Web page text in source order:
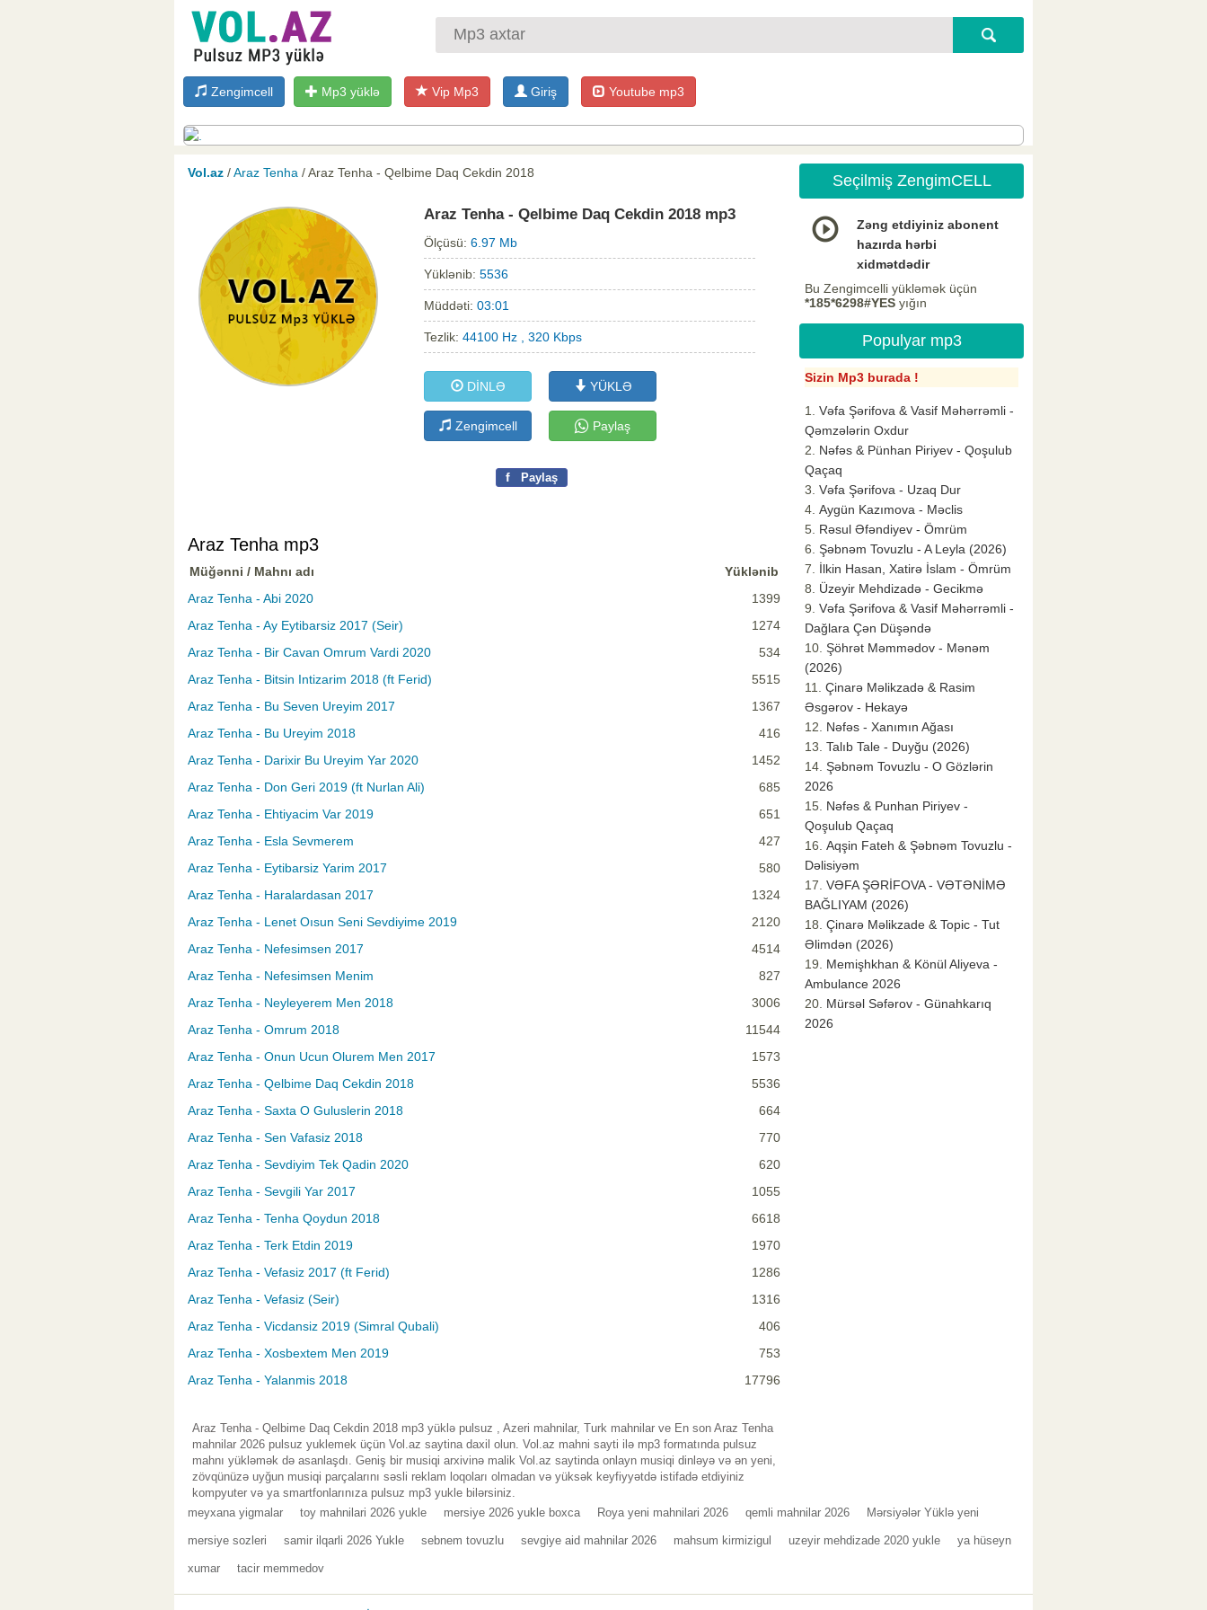
Zengimcell Mp3 yüklə Vip Mp3 Giriş Youtube mp3
Vol.az /Araz Tenha / Araz Tenha - Qelbime Daq Cekdin 2018
Araz Tenha - Qelbime Daq Cekdin 2018 mp3
Ölçüsü: 6.97 Mb
Yüklənib: 5536
Müddəti: 03:01
Tezlik: 44100 Hz , 320 Kbps
DİNLƏ YÜKLƏ
Zengimcell Paylaş
f Paylaş
Araz Tenha mp3
Müğənni / Mahnı adı
Yüklənib
Araz Tenha - Abi 2020
1399
Araz Tenha - Ay Eytibarsiz 2017 (Seir)
1274
Araz Tenha - Bir Cavan Omrum Vardi 2020
534
Araz Tenha - Bitsin Intizarim 2018 (ft Ferid)
5515
Araz Tenha - Bu Seven Ureyim 2017
1367
Araz Tenha - Bu Ureyim 2018
416
Araz Tenha - Darixir Bu Ureyim Yar 2020
1452
Araz Tenha - Don Geri 2019 (ft Nurlan Ali)
685
Araz Tenha - Ehtiyacim Var 2019
651
Araz Tenha - Esla Sevmerem
427
Araz Tenha - Eytibarsiz Yarim 2017
580
Araz Tenha - Haralardasan 2017
1324
Araz Tenha - Lenet Oısun Seni Sevdiyime 2019
2120
Araz Tenha - Nefesimsen 2017
4514
Araz Tenha - Nefesimsen Menim
827
Araz Tenha - Neyleyerem Men 2018
3006
Araz Tenha - Omrum 2018
11544
Araz Tenha - Onun Ucun Olurem Men 2017
1573
Araz Tenha - Qelbime Daq Cekdin 2018
5536
Araz Tenha - Saxta O Guluslerin 2018
664
Araz Tenha - Sen Vafasiz 2018
770
Araz Tenha - Sevdiyim Tek Qadin 2020
620
Araz Tenha - Sevgili Yar 2017
1055
Araz Tenha - Tenha Qoydun 2018
6618
Araz Tenha - Terk Etdin 2019
1970
Araz Tenha - Vefasiz 2017 (ft Ferid)
1286
Araz Tenha - Vefasiz (Seir)
1316
Araz Tenha - Vicdansiz 2019 (Simral Qubali)
406
Araz Tenha - Xosbextem Men 2019
753
Araz Tenha - Yalanmis 2018
17796
Araz Tenha - Qelbime Daq Cekdin 2018 mp3 yüklə pulsuz , Azeri mahnilar, Turk mahnilar ve En son Araz Tenha
mahnilar 2026 pulsuz yuklemek üçün Vol.az saytina daxil olun. Vol.az mahni sayti ilə mp3 formatında pulsuz
mahnı yükləmək də asanlaşdı. Geniş bir musiqi arxivinə malik Vol.az saytinda onlayn musiqi dinləyə və ən yeni,
zövqünüzə uyğun musiqi parçalarını səsli reklam loqoları olmadan və yüksək keyfiyyətdə istifadə etdiyiniz
kompyuter və ya smartfonlarınıza pulsuz mp3 yukle bilərsiniz.
Seçilmiş ZengimCELL
Zəng etdiyiniz abonent
hazırda hərbi
xidmətdədir
Bu Zengimcelli yükləmək üçün
*185*6298#YES yığın
Populyar mp3
Sizin Mp3 burada !
Vəfa Şərifova & Vasif Məhərrəmli -
Qəmzələrin Oxdur
Nəfəs & Pünhan Piriyev - Qoşulub
Qaçaq
Vəfa Şərifova - Uzaq Dur
Aygün Kazımova - Məclis
Rəsul Əfəndiyev - Ömrüm
Şəbnəm Tovuzlu - A Leyla (2026)
İlkin Hasan, Xatirə İslam - Ömrüm
Üzeyir Mehdizadə - Gecikmə
Vəfa Şərifova & Vasif Məhərrəmli -
Dağlara Çən Düşəndə
Şöhrət Məmmədov - Mənəm
(2026)
Çinarə Məlikzadə & Rasim
Əsgərov - Hekayə
Nəfəs - Xanımın Ağası
Talıb Tale - Duyğu (2026)
Şəbnəm Tovuzlu - O Gözlərin
2026
Nəfəs & Punhan Piriyev -
Qoşulub Qaçaq
Aqşin Fateh & Şəbnəm Tovuzlu -
Dəlisiyəm
VƏFA ŞƏRİFOVA - VƏTƏNİMƏ
BAĞLIYAM (2026)
Çinarə Məlikzade & Topic - Tut
Əlimdən (2026)
Memişhkhan & Könül Aliyeva -
Ambulance 2026
Mürsəl Səfərov - Günahkarıq
2026
meyxana yigmalar toy mahnilari 2026 yukle mersiye 2026 yukle boxca Roya yeni mahnilari 2026 qemli mahnilar 2026 Mərsiyələr Yüklə yeni
mersiye sozleri samir ilqarli 2026 Yukle sebnem tovuzlu sevgiye aid mahnilar 2026 mahsum kirmizigul uzeyir mehdizade 2020 yukle ya hüseyn
xumar tacir memmedov